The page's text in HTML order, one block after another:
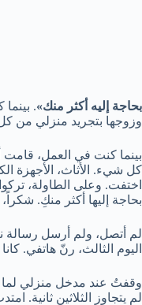
بحاجة إليه أكثر منك».
وزوجها بتجريد منزلي
بينما كنت في العمل،
كل شيء. الأثاث، الأجهزة
اختفت. وعلى الطاولة،
بحاجة إليها أكثر منكِ. شكراً،
لم أتصل، ولم أرسل رسالة
اليوم الثالث، رنّ هاتفي.
وقفتُ عند مدخل منزلي لما
لم يتجاوز الثلاثين ثانية.